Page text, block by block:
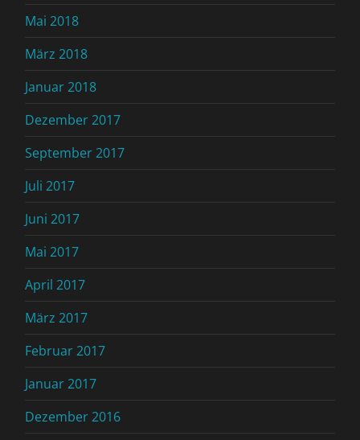
Mai 2018
März 2018
Januar 2018
Dezember 2017
September 2017
Juli 2017
Juni 2017
Mai 2017
April 2017
März 2017
Februar 2017
Januar 2017
Dezember 2016